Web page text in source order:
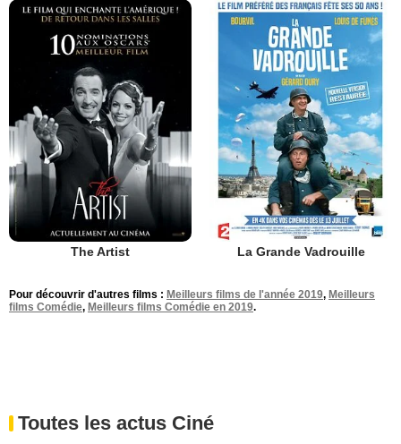
The Artist La Grande Vadrouille
Pour découvrir d'autres films : Meilleurs films de l'année 2019, Meilleurs
films Comédie, Meilleurs films Comédie en 2019.
Toutes les actus Ciné